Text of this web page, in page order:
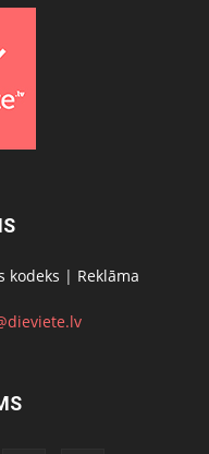
kodeks | Reklāma